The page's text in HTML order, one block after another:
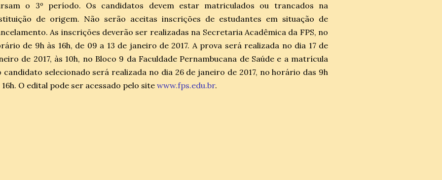
o 3º período. Os candidatos devem estar matriculados ou trancados na
de origem. Não serão aceitas inscrições de estudantes em situação de
As inscrições deverão ser realizadas na Secretaria Acadêmica da FPS, no
de 9h às 16h, de 09 a 13 de janeiro de 2017. A prova será realizada no dia 17 de
de 2017, às 10h, no Bloco 9 da Faculdade Pernambucana de Saúde e a matrícula
candidato selecionado será realizada no dia 26 de janeiro de 2017, no horário das 9h
16h. O edital pode ser acessado pelo site www.fps.edu.br.